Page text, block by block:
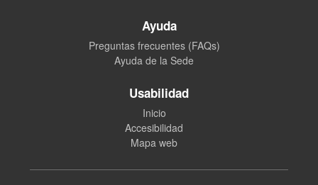
Ayuda
Preguntas frecuentes (FAQs)
Ayuda de la Sede
Usabilidad
Inicio
Accesibilidad
Mapa web